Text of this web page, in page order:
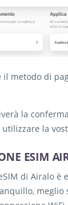
metodo di
la
la
ESIM
di Airalo è
meglio